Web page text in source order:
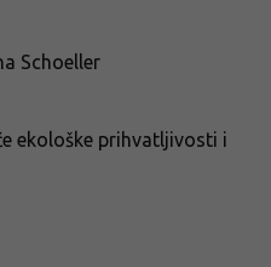
Schoeller
ekološke prihvatljivosti i